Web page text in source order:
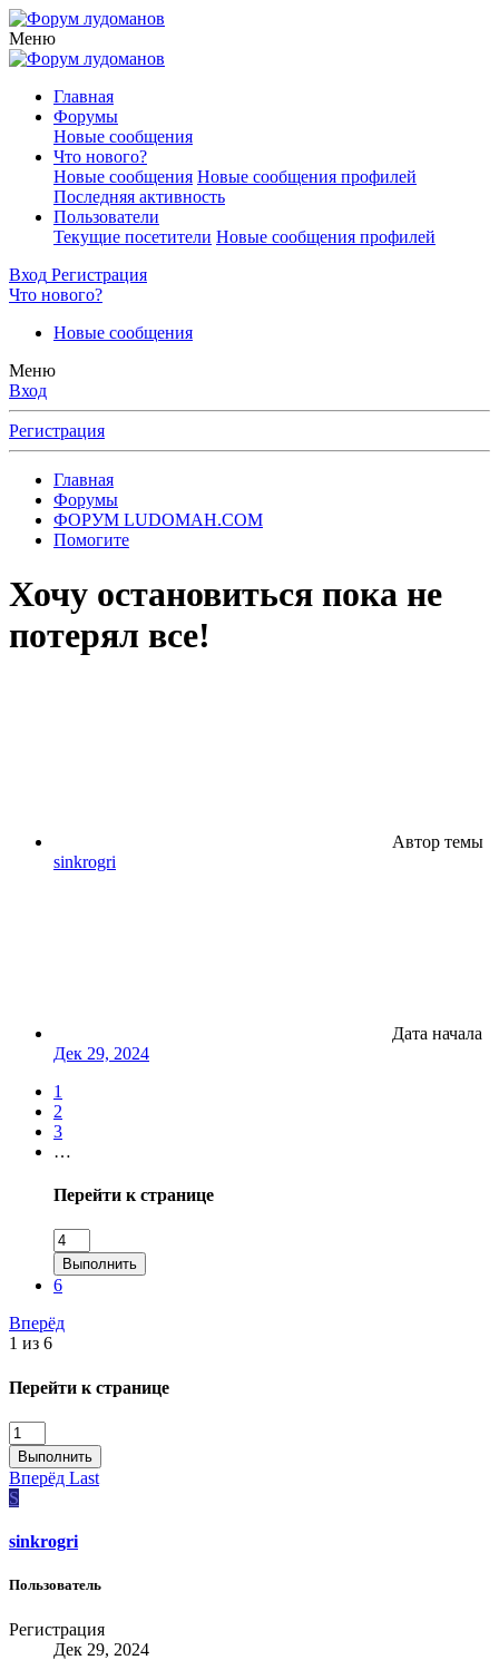
Меню
Главная
Форумы
Новые сообщения
Что нового?
Новые сообщения Новые сообщения профилей
Последняя активность
Пользователи
Текущие посетители Новые сообщения профилей
Вход Регистрация
Что нового?
Новые сообщения
Меню
Вход
Регистрация
Главная
Форумы
ФОРУМ LUDOMAH.COM
Помогите
Хочу остановиться пока не
потерял все!
Автор темы
sinkrogri
Дата начала
Дек 29, 2024
1
2
3
…
Перейти к странице
Выполнить
6
Вперёд
1 из 6
Перейти к странице
Выполнить
Вперёд Last
S
sinkrogri
Пользователь
Регистрация
Дек 29, 2024